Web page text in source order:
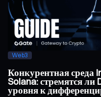
Web3
Конкурентная среда
Solana: стремятся ли
уровня к